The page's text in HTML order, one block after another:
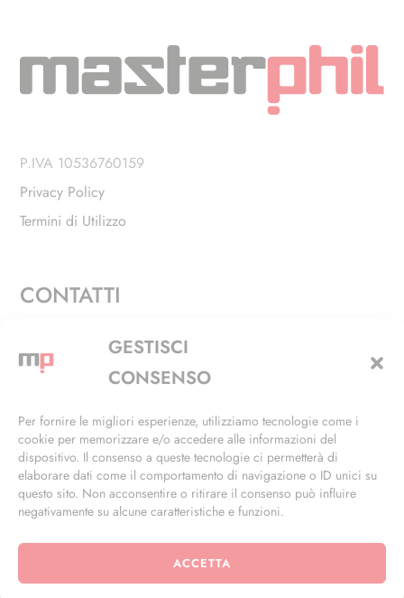
GESTISCI
CONSENSO
Per fornire le migliori esperienze, utilizziamo tecnologie come i
cookie per memorizzare e/o accedere alle informazioni del
dispositivo. Il consenso a queste tecnologie ci permetterà di
elaborare dati come il comportamento di navigazione o ID unici su
questo sito. Non acconsentire o ritirare il consenso può influire
negativamente su alcune caratteristiche e funzioni.
ACCETTA
P.IVA 10536760159
Privacy Policy
Termini di Utilizzo
CONTATTI
Via Alfieri, 27 - Trezzano Sul Naviglio (MI)
+39 02 4846 3155
info@masterphil.it